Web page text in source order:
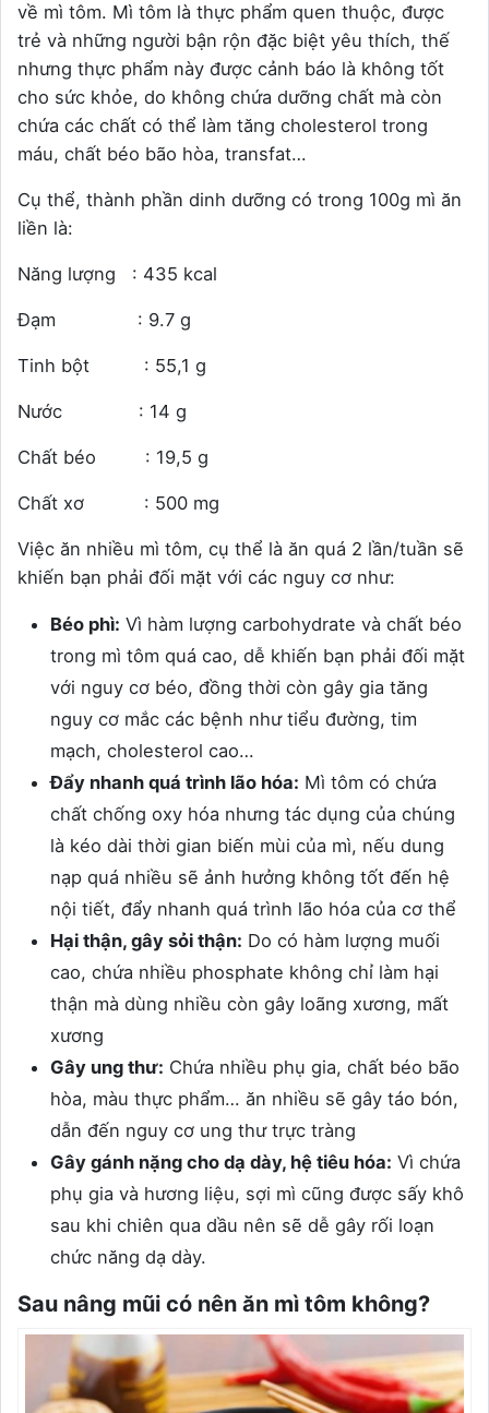
về mì tôm. Mì tôm là thực phẩm quen thuộc, được
trẻ và những người bận rộn đặc biệt yêu thích, thế
nhưng thực phẩm này được cảnh báo là không tốt
cho sức khỏe, do không chứa dưỡng chất mà còn
chứa các chất có thể làm tăng cholesterol trong
máu, chất béo bão hòa, transfat…
Cụ thể, thành phần dinh dưỡng có trong 100g mì ăn
liền là:
Năng lượng : 435 kcal
Đạm : 9.7 g
Tinh bột : 55,1 g
Nước : 14 g
Chất béo : 19,5 g
Chất xơ : 500 mg
Việc ăn nhiều mì tôm, cụ thể là ăn quá 2 lần/tuần sẽ
khiến bạn phải đối mặt với các nguy cơ như:
Béo phì: Vì hàm lượng carbohydrate và chất béo
trong mì tôm quá cao, dễ khiến bạn phải đối mặt
với nguy cơ béo, đồng thời còn gây gia tăng
nguy cơ mắc các bệnh như tiểu đường, tim
mạch, cholesterol cao…
Đẩy nhanh quá trình lão hóa: Mì tôm có chứa
chất chống oxy hóa nhưng tác dụng của chúng
là kéo dài thời gian biến mùi của mì, nếu dung
nạp quá nhiều sẽ ảnh hưởng không tốt đến hệ
nội tiết, đẩy nhanh quá trình lão hóa của cơ thể
Hại thận, gây sỏi thận: Do có hàm lượng muối
cao, chứa nhiều phosphate không chỉ làm hại
thận mà dùng nhiều còn gây loãng xương, mất
xương
Gây ung thư: Chứa nhiều phụ gia, chất béo bão
hòa, màu thực phẩm… ăn nhiều sẽ gây táo bón,
dẫn đến nguy cơ ung thư trực tràng
Gây gánh nặng cho dạ dày, hệ tiêu hóa: Vì chứa
phụ gia và hương liệu, sợi mì cũng được sấy khô
sau khi chiên qua dầu nên sẽ dễ gây rối loạn
chức năng dạ dày.
Sau nâng mũi có nên ăn mì tôm không?